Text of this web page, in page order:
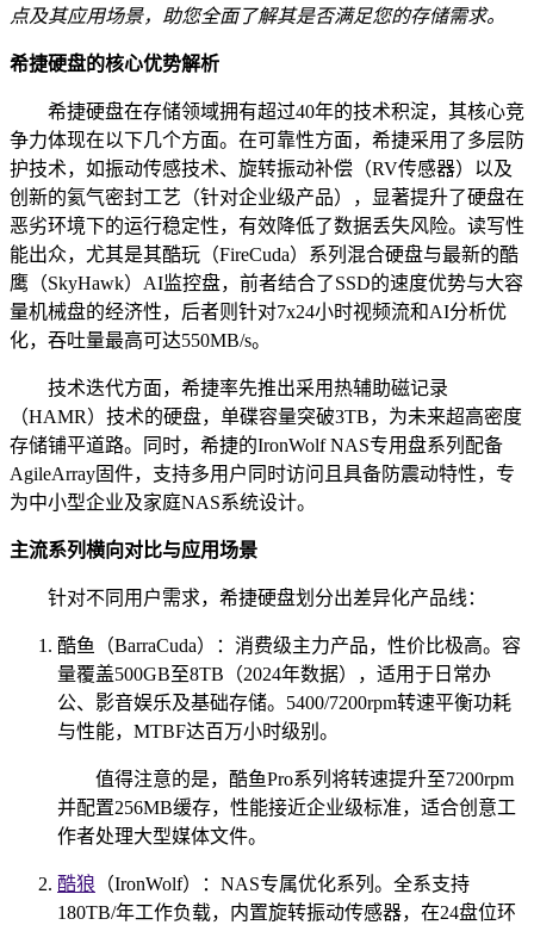
点及其应用场景，助您全面了解其是否满足您的存储需求。
希捷硬盘的核心优势解析
希捷硬盘在存储领域拥有超过40年的技术积淀，其核心竞
争力体现在以下几个方面。在可靠性方面，希捷采用了多层防
护技术，如振动传感技术、旋转振动补偿（RV传感器）以及
创新的氦气密封工艺（针对企业级产品），显著提升了硬盘在
恶劣环境下的运行稳定性，有效降低了数据丢失风险。读写性
能出众，尤其是其酷玩（FireCuda）系列混合硬盘与最新的酷
鹰（SkyHawk）AI监控盘，前者结合了SSD的速度优势与大容
量机械盘的经济性，后者则针对7x24小时视频流和AI分析优
化，吞吐量最高可达550MB/s。
技术迭代方面，希捷率先推出采用热辅助磁记录
（HAMR）技术的硬盘，单碟容量突破3TB，为未来超高密度
存储铺平道路。同时，希捷的IronWolf NAS专用盘系列配备
AgileArray固件，支持多用户同时访问且具备防震动特性，专
为中小型企业及家庭NAS系统设计。
主流系列横向对比与应用场景
针对不同用户需求，希捷硬盘划分出差异化产品线：
酷鱼（BarraCuda）：消费级主力产品，性价比极高。容
量覆盖500GB至8TB（2024年数据），适用于日常办
公、影音娱乐及基础存储。5400/7200rpm转速平衡功耗
与性能，MTBF达百万小时级别。
值得注意的是，酷鱼Pro系列将转速提升至7200rpm
并配置256MB缓存，性能接近企业级标准，适合创意工
作者处理大型媒体文件。
酷狼 （IronWolf）：NAS专属优化系列。全系支持
180TB/年工作负载，内置旋转振动传感器，在24盘位环